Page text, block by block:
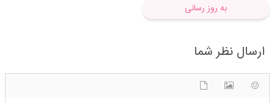
به روز رسانی
ارسال نظر شما